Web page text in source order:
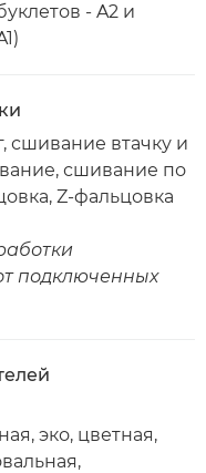
- A2 и
сшивание втачку и
сшивание по
Z-фальцовка
подключенных
эко, цветная,